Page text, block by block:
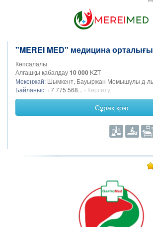
"MEREI MED" медицина орталығы
Көпсалалы
Алғашқы қабалдау10 000 KZT
Мекенжай: Шымкент, Бауыржан Момышұлы д-
Байланыс: +7 775 568... - Көрсету
Сұрақ қою